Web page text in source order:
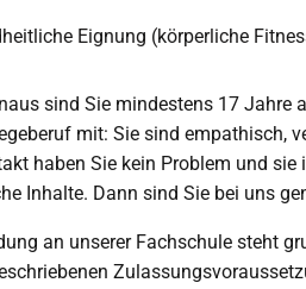
Eignung (körperliche
sind Sie mindestens 17 Jahre
mit: Sie sind empathisch,
haben Sie kein Problem und
Inhalte. Dann sind Sie bei uns
an unserer Fachschule steht